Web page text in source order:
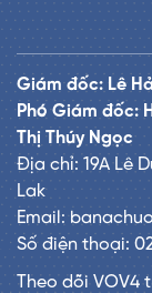
Giám đốc: Lê
Phó Giám đốc:
Thị Thúy Ngọc
Địa chỉ: 19A Lê
Lak
Email:
Số điện thoại:
Theo dõi VOV4